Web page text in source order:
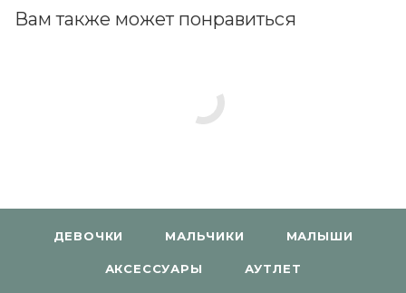
Вам также может понравиться
ДЕВОЧКИ МАЛЬЧИКИ МАЛЫШИ
АКСЕССУАРЫ АУТЛЕТ